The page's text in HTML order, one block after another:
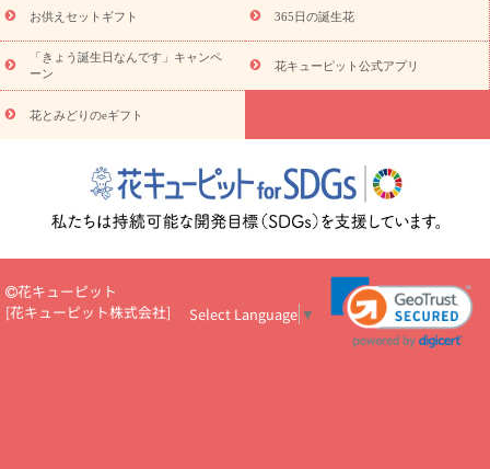
ド
お花の種類 トルコキキョウ
お祝い お祝い・3000円～ お祝い・4000円～
お祝い・
5000円～
お祝い・7000円～ お祝い・ 10000円～
お供え・お
悔やみ
円～
お供え・お悔やみ・
読み物
いのマナー
定年退職祝いのマナー
お祝いを贈るときのマナー・
花キューピットのお祝いコラム一覧
誕生日のお花を「色
彩心理学」で選ぶ方法
結婚祝いの予算相場
出産祝いお役立ち情
ール
新築引っ越し祝いコラム お祝い花のマナー総まとめ
職
場上司や先輩へ贈るお祝い花の正解は？
開店祝いの花 選び方ガイ
お供えセットギフト 365日の誕生花
「きょう誕生日なんです」キャンペ
ーン
花キューピット公式アプリ
花とみどりのeギフト
花キューピット
[花キューピット株式会社] Select Language ▼